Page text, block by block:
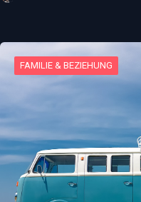
FAMILIE & BEZIEHUNG